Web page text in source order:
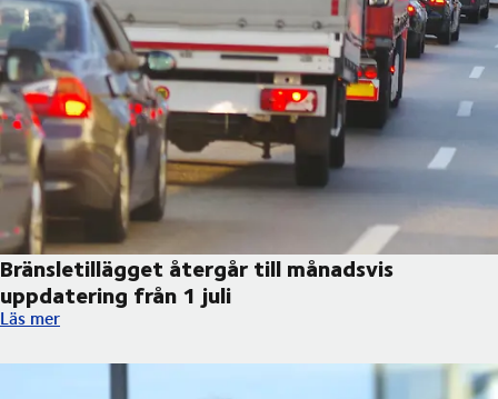
Bränsletillägget återgår till månadsvis
uppdatering från 1 juli
Bränsletillägget återgår till månadsvis uppdatering från 1 juli
Läs mer